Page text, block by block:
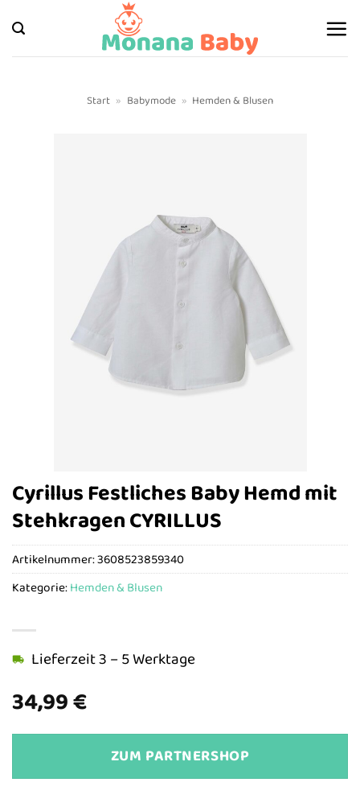
Inhalt
springen
Start » Babymode » Hemden & Blusen
Cyrillus Festliches Baby Hemd mit
Stehkragen CYRILLUS
34,99€
Lieferzeit 3 – 5 Werktage
ZUM PARTNERSHOP
Artikelnummer:3608523859340
Kategorie:Hemden & Blusen